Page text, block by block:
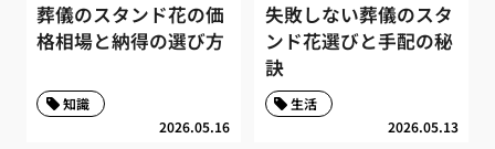
葬儀のスタンド花の価
格相場と納得の選び方
2026.05.16
知識
失敗しない葬儀のスタ
ンド花選びと手配の秘
訣
2026.05.13
生活